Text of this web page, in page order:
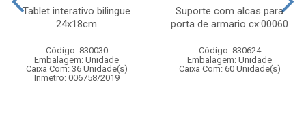
Tablet interativo bilingue
24x18cm
Código: 830030
Embalagem: Unidade
Caixa Com: 36 Unidade(s)
Inmetro: 006758/2019
Suporte com alcas para
porta de armario cx:00060
Código: 830624
Embalagem: Unidade
Caixa Com: 60 Unidade(s)